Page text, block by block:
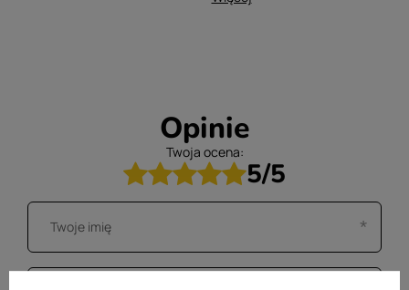
Opinie
Twoja ocena:
5/5